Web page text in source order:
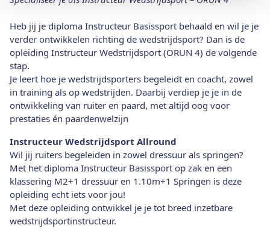
Heb jij je diploma Instructeur Basissport behaald en wil je je
verder ontwikkelen richting de wedstrijdsport? Dan is de
opleiding Instructeur Wedstrijdsport (ORUN 4) de volgende
stap.
Je leert hoe je wedstrijdsporters begeleidt en coacht, zowel
in training als op wedstrijden. Daarbij verdiep je je in de
ontwikkeling van ruiter en paard, met altijd oog voor
prestaties én paardenwelzijn
Instructeur Wedstrijdsport Allround
Wil jij ruiters begeleiden in zowel dressuur als springen?
Met het diploma Instructeur Basissport op zak en een
klassering M2+1 dressuur en 1.10m+1 Springen is deze
opleiding echt iets voor jou!
Met deze opleiding ontwikkel je je tot breed inzetbare
wedstrijdsportinstructeur.